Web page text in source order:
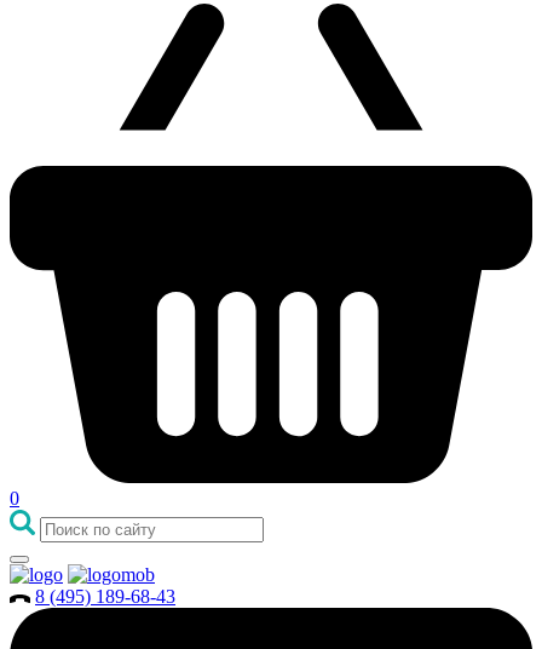
0
8 (495) 189-68-43